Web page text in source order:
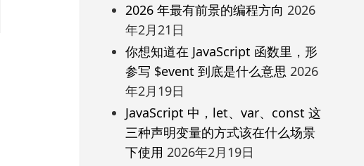
2026 年最有前景的编程方向 2026
年2月21日
你想知道在 JavaScript 函数里，形
参写 $event 到底是什么意思 2026
年2月19日
JavaScript 中，let、var、const 这
三种声明变量的方式该在什么场景
下使用 2026年2月19日